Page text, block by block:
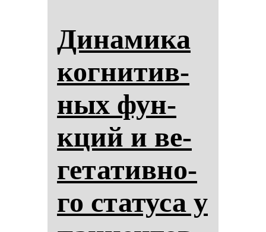
Ди­на­ми­ка
ког­ни­тив­
ных фун­
кций и ве­
ге­та­тив­но­
го ста­ту­са у